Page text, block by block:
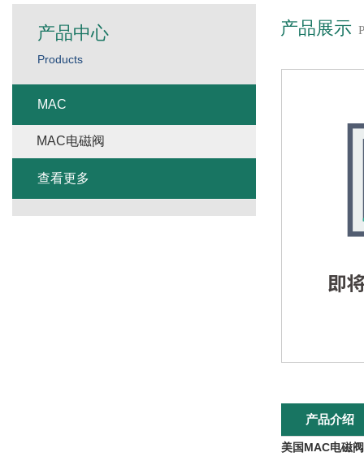
产品展示
产品介绍
美国MAC电磁阀
产品中心
Products
MAC
MAC电磁阀
查看更多